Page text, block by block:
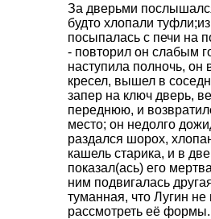
За дверьми
будто хлопали
посыпалась с печи на
- повторил он слабым
наступила полночь, он
кресел, вышел в
запер на ключ дверь,
переднюю, и
место; он недолго
раздался шорох,
кашель старика, и в
показал(ась) его
ним подвигалась
туманная, что Лугин не
рассмотреть её формы.